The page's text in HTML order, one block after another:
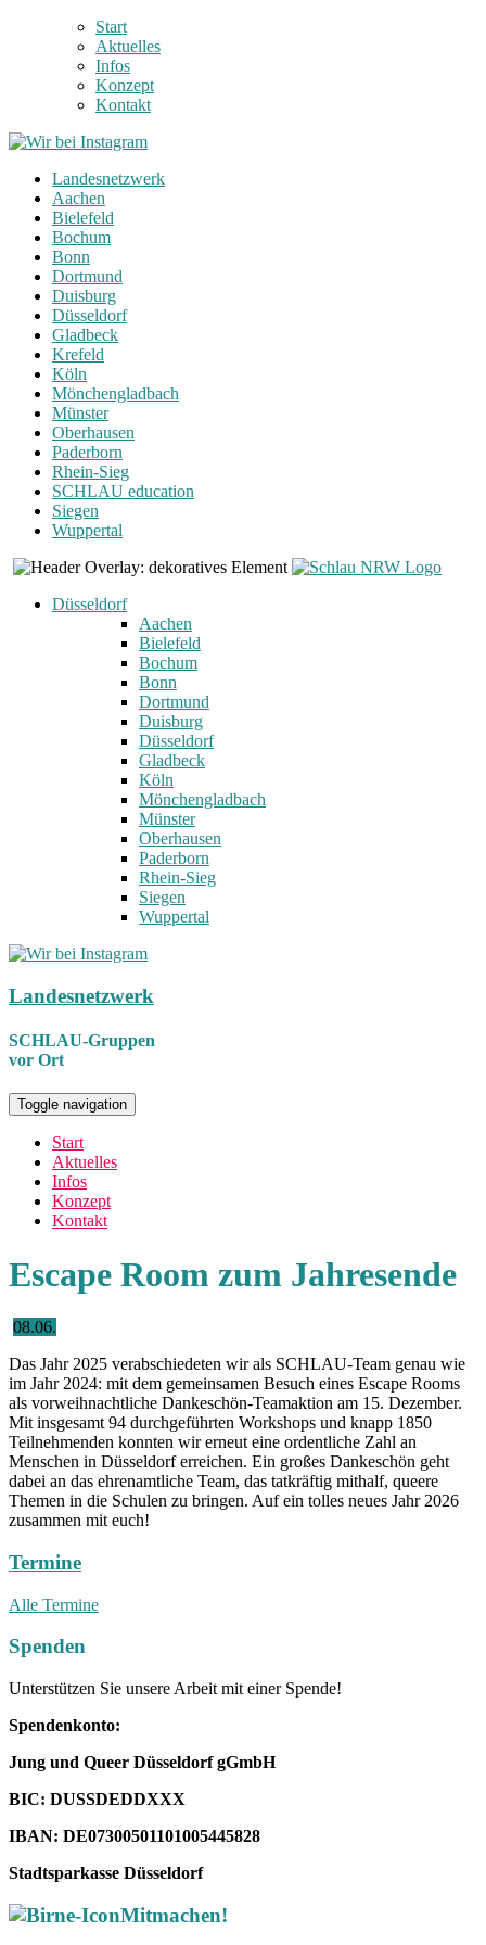
Start
Aktuelles
Infos
Konzept
Kontakt
Landesnetzwerk
Aachen
Bielefeld
Bochum
Bonn
Dortmund
Duisburg
Düsseldorf
Gladbeck
Krefeld
Köln
Mönchengladbach
Münster
Oberhausen
Paderborn
Rhein-Sieg
SCHLAU education
Siegen
Wuppertal
Düsseldorf
Aachen
Bielefeld
Bochum
Bonn
Dortmund
Duisburg
Düsseldorf
Gladbeck
Köln
Mönchengladbach
Münster
Oberhausen
Paderborn
Rhein-Sieg
Siegen
Wuppertal
Landesnetzwerk
SCHLAU-Gruppen
vor Ort
Toggle navigation
Start
Aktuelles
Infos
Konzept
Kontakt
Escape Room zum Jahresende
08.06.
Das Jahr 2025 verabschiedeten wir als SCHLAU-Team genau wie
im Jahr 2024: mit dem gemeinsamen Besuch eines Escape Rooms
als vorweihnachtliche Dankeschön-Teamaktion am 15. Dezember.
Mit insgesamt 94 durchgeführten Workshops und knapp 1850
Teilnehmenden konnten wir erneut eine ordentliche Zahl an
Menschen in Düsseldorf erreichen. Ein großes Dankeschön geht
dabei an das ehrenamtliche Team, das tatkräftig mithalf, queere
Themen in die Schulen zu bringen. Auf ein tolles neues Jahr 2026
zusammen mit euch!
Termine
Alle Termine
Spenden
Unterstützen Sie unsere Arbeit mit einer Spende!
Spendenkonto:
Jung und Queer Düsseldorf gGmbH
BIC: DUSSDEDDXXX
IBAN: DE07300501101005445828
Stadtsparkasse Düsseldorf
Mitmachen!